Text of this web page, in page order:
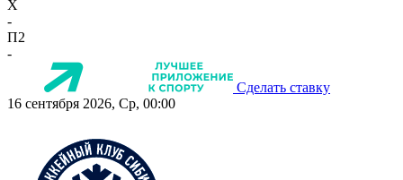
X
-
П2
-
Сделать ставку
16 сентября 2026, Ср, 00:00